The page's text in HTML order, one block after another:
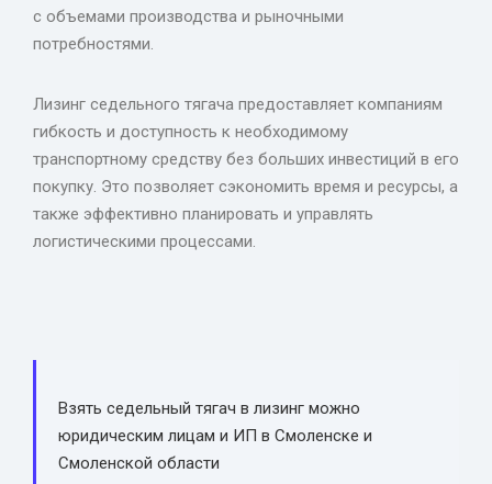
с объемами производства и рыночными
потребностями.
Лизинг седельного тягача предоставляет компаниям
гибкость и доступность к необходимому
транспортному средству без больших инвестиций в его
покупку. Это позволяет сэкономить время и ресурсы, а
также эффективно планировать и управлять
логистическими процессами.
Взять седельный тягач в лизинг можно
юридическим лицам и ИП в Смоленске и
Смоленской области